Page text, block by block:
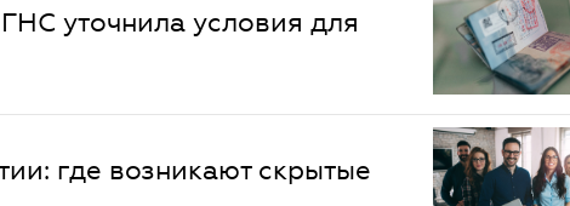
уточнила условия для
где возникают скрытые